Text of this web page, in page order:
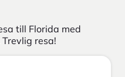
till Florida med
resa!